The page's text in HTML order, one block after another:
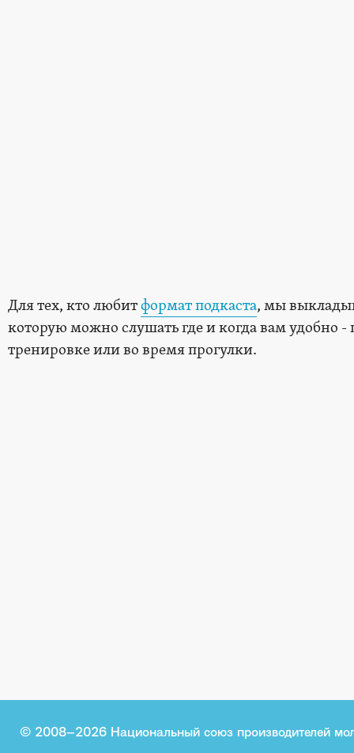
Для тех, кто любитформат подкаста, мы
которую можно слушать где и когда вам удобно -
тренировке или во время прогулки.
© 2008–2026 Национальный союз производителей